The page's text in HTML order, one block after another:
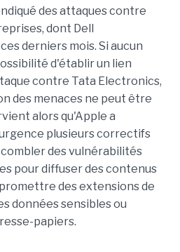
des attaques contre
dont Dell
derniers mois. Si aucun
d'établir un lien
contre Tata Electronics,
des menaces ne peut être
alors qu'Apple a
plusieurs correctifs
des vulnérabilités
pour diffuser des contenus
des extensions de
données sensibles ou
papiers.